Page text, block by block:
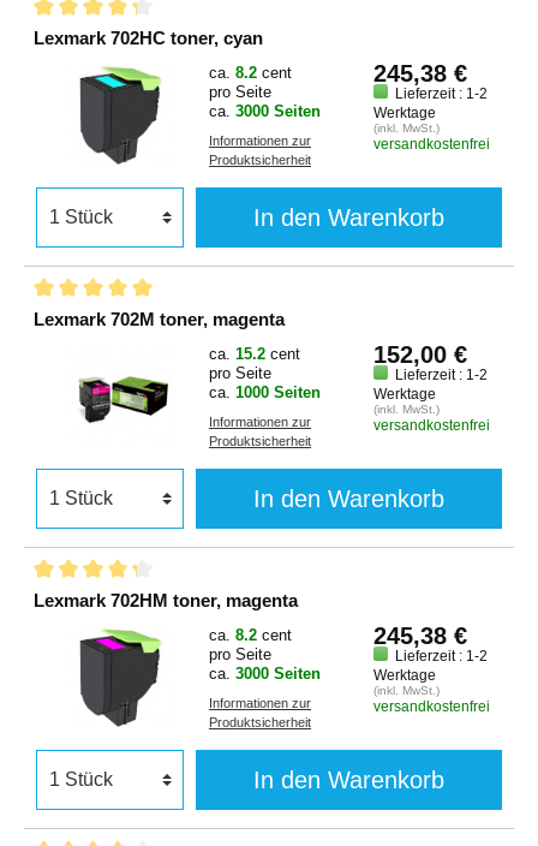
Lexmark 702HC toner, cyan
ca. 8.2 cent
pro Seite
ca. 3000 Seiten
Informationen zur
Produktsicherheit
245,38 €
Lieferzeit : 1-2
Werktage
(inkl. MwSt.)
versandkostenfrei
In den Warenkorb
Lexmark 702M toner, magenta
ca. 15.2 cent
pro Seite
ca. 1000 Seiten
Informationen zur
Produktsicherheit
152,00 €
Lieferzeit : 1-2
Werktage
(inkl. MwSt.)
versandkostenfrei
In den Warenkorb
Lexmark 702HM toner, magenta
ca. 8.2 cent
pro Seite
ca. 3000 Seiten
Informationen zur
Produktsicherheit
245,38 €
Lieferzeit : 1-2
Werktage
(inkl. MwSt.)
versandkostenfrei
In den Warenkorb